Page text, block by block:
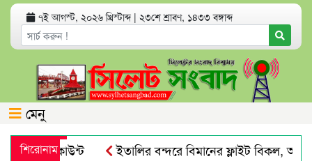
৭ই আগস্ট, ২০২৬ খ্রিস্টাব্দ | ২৩শে শ্রাবণ, ১৪৩৩ বঙ্গাব্দ
মেনু
শিরোনাম
অ্যাকাউন্ট
ইতালির বন্দরে বিমানের ফ্লাইট বিকল,